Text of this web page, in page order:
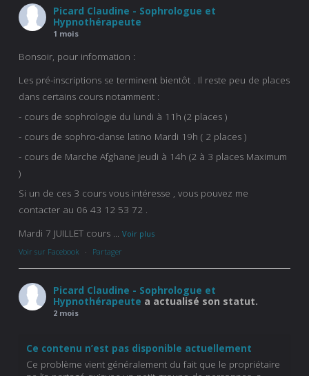
Picard Claudine - Sophrologue et
Hypnothérapeute
1 mois
Bonsoir, pour information :
Les pré-inscriptions se terminent bientôt . Il reste peu de places
dans certains cours notamment :
- cours de sophrologie du lundi à 11h (2 places )
- cours de sophro-danse latino Mardi 19h ( 2 places )
- cours de Marche Afghane Jeudi à 14h (2 à 3 places Maximum
)
Si un de ces 3 cours vous intéresse , vous pouvez me
contacter au 06 43 12 53 72 .
Mardi 7 JUILLET cours ... Voir plus
Voir sur Facebook
· Partager
Picard Claudine - Sophrologue et
Hypnothérapeute a actualisé son statut.
2 mois
Ce contenu n’est pas disponible actuellement
Ce problème vient généralement du fait que le propriétaire